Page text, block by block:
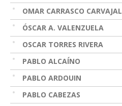
OMAR CARRASCO CARVAJAL
ÓSCAR A. VALENZUELA
OSCAR TORRES RIVERA
PABLO ALCAÍNO
PABLO ARDOUIN
PABLO CABEZAS